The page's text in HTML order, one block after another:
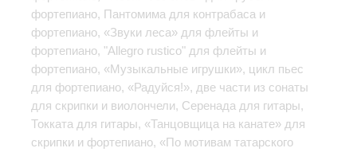
фортепиано, Пантомима для контрабаса и
фортепиано, «Звуки леса» для флейты и
фортепиано, "Allegro rustico" для флейты и
фортепиано, «Музыкальные игрушки», цикл пьес
для фортепиано, «Радуйся!», две части из сонаты
для скрипки и виолончели, Серенада для гитары,
Токката для гитары, «Танцовщица на канате» для
скрипки и фортепиано, «По мотивам татарского